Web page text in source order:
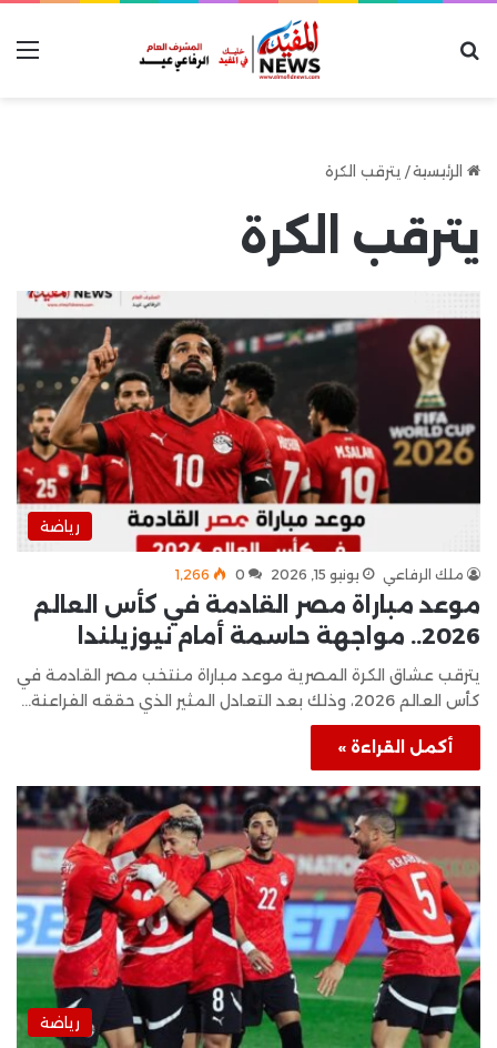
الرئيسية/ يترقب الكرة
يترقب الكرة
رياضة
ملك الرفاعي يونيو 15, 2026 0 1٬266
موعد مباراة مصر القادمة في كأس العالم
2026.. مواجهة حاسمة أمام نيوزيلندا
يترقب عشاق الكرة المصرية موعد مباراة منتخب مصر القادمة في
كأس العالم 2026، وذلك بعد التعادل المثير الذي حققه الفراعنة…
أكمل القراءة »
رياضة